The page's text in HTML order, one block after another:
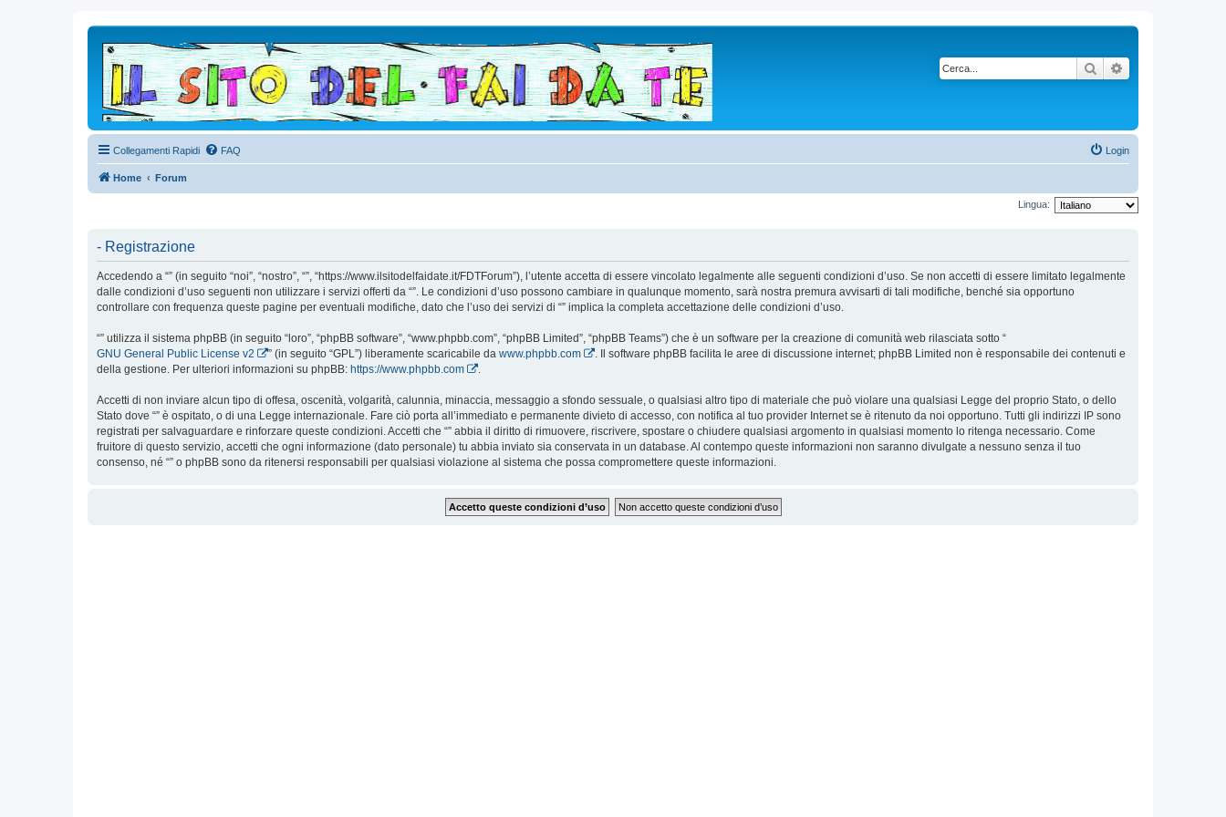
Cerca
Collegamenti Rapidi FAQ Login
Home Forum
Lingua:
- Registrazione
Accedendo a “” (in seguito “noi”, “nostro”, “”, “https://www.ilsitodelfaidate.it/FDTForum”), l’utente accetta di essere vincolato legalmente alle seguenti condizioni d’uso. Se non accetti di essere limitato legalmente
dalle condizioni d’uso seguenti non utilizzare i servizi offerti da “”. Le condizioni d’uso possono cambiare in qualunque momento, sarà nostra premura avvisarti di tali modifiche, benché sia opportuno
controllare con frequenza queste pagine per eventuali modifiche, dato che l’uso dei servizi di “” implica la completa accettazione delle condizioni d’uso.
“” utilizza il sistema phpBB (in seguito “loro”, “phpBB software”, “www.phpbb.com”, “phpBB Limited”, “phpBB Teams”) che è un software per la creazione di comunità web rilasciata sotto “
GNU General Public License v2
” (in seguito “GPL”) liberamente scaricabile da www.phpbb.com
. Il software phpBB facilita le aree di discussione internet; phpBB Limited non è responsabile dei contenuti e
della gestione. Per ulteriori informazioni su phpBB: https://www.phpbb.com .
Accetti di non inviare alcun tipo di offesa, oscenità, volgarità, calunnia, minaccia, messaggio a sfondo sessuale, o qualsiasi altro tipo di materiale che può violare una qualsiasi Legge del proprio Stato, o dello
Stato dove “” è ospitato, o di una Legge internazionale. Fare ciò porta all’immediato e permanente divieto di accesso, con notifica al tuo provider Internet se è ritenuto da noi opportuno. Tutti gli indirizzi IP sono
registrati per salvaguardare e rinforzare queste condizioni. Accetti che “” abbia il diritto di rimuovere, riscrivere, spostare o chiudere qualsiasi argomento in qualsiasi momento lo ritenga necessario. Come
fruitore di questo servizio, accetti che ogni informazione (dato personale) tu abbia inviato sia conservata in un database. Al contempo queste informazioni non saranno divulgate a nessuno senza il tuo
consenso, né “” o phpBB sono da ritenersi responsabili per qualsiasi violazione al sistema che possa compromettere queste informazioni.